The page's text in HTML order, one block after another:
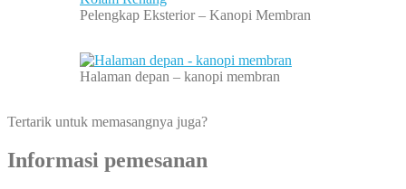
Pelengkap Eksterior – Kanopi Membran
Halaman depan – kanopi membran
Tertarik untuk memasangnya juga?
Informasi pemesanan